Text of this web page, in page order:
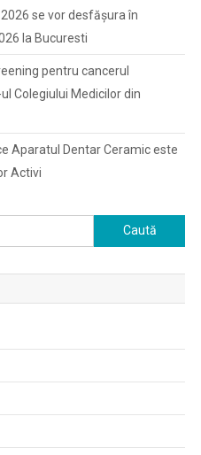
se vor desfășura în
la Bucuresti
pentru cancerul
Colegiului Medicilor din
Aparatul Dentar Ceramic este
Activi
Caută
după: